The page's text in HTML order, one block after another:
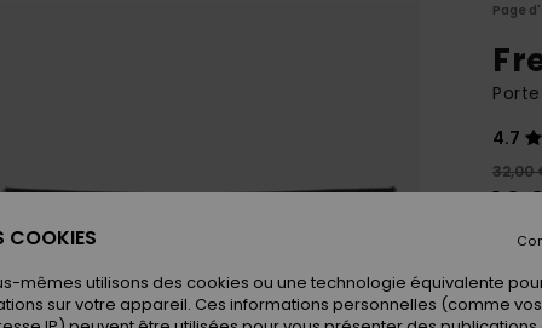
Page
4.7
32,00
COOKIES
mêmes utilisons des cookies ou une technologie équivalente
sur votre appareil. Ces informations personnelles (comme